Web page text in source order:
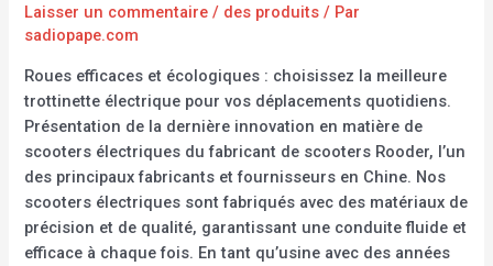
Laisser un commentaire / des produits / Par
sadiopape.com
Roues efficaces et écologiques : choisissez la meilleure
trottinette électrique pour vos déplacements quotidiens.
Présentation de la dernière innovation en matière de
scooters électriques du fabricant de scooters Rooder, l’un
des principaux fabricants et fournisseurs en Chine. Nos
scooters électriques sont fabriqués avec des matériaux de
précision et de qualité, garantissant une conduite fluide et
efficace à chaque fois. En tant qu’usine avec des années